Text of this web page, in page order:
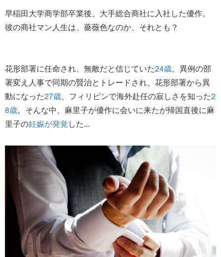
早稲田大学商学部卒業後、大手総合商社に入社した優作。
彼の商社マン人生は、薔薇色なのか、それとも？
花形部署に任命され、無敵だと信じていた24歳 、異例の部
署変え人事で同期の賢治とトレードされ、花形部署から異
動になった27歳 、フィリピンで海外赴任の寂しさを知った2
8歳。そんな中、麻里子が優作に会いに来たが帰国直後に麻
里子の妊娠が発覚した...